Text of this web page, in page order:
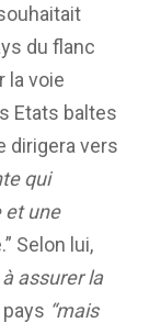
du flanc
la voie
Etats baltes
dirigera vers
qui
et une
Selon lui,
assurer la
“mais